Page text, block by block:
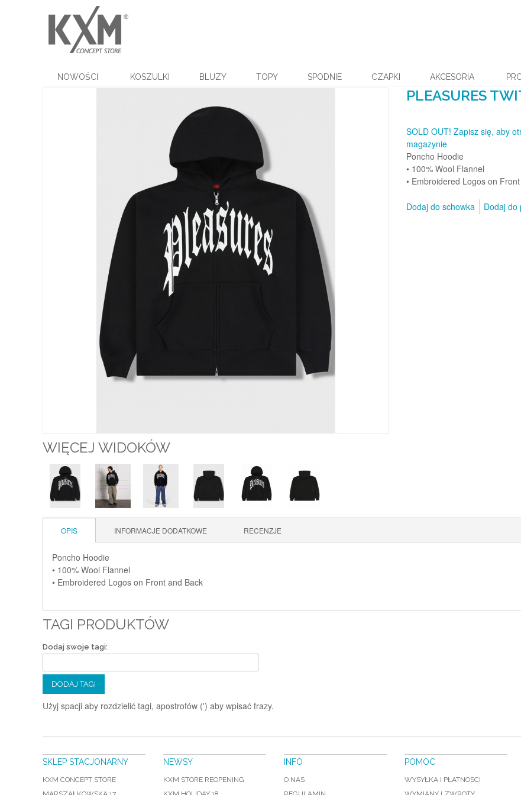
NOWOŚCI KOSZULKI BLUZY TOPY SPODNIE CZAPKI AKCESORIA
WIĘCEJ WIDOKÓW
PLEASURES
SOLD OUT! Zapisz się, aby
magazynie
Poncho Hoodie
• 100% Wool Flannel
• Embroidered Logos on
Dodaj do schowka Dodaj do
OPIS INFORMACJE DODATKOWE RECENZJE
Poncho Hoodie
• 100% Wool Flannel
• Embroidered Logos on Front and Back
TAGI PRODUKTÓW
Dodaj swoje tagi:
DODAJ TAGI
Użyj spacji aby rozdzielić tagi, apostrofów (') aby wpisać frazy.
SKLEP STACJONARNY
KXM CONCEPT STORE
NEWSY
KXM STORE REOPENING
INFO
O NAS
POMOC
WYSYŁKA I PŁATNOSCI